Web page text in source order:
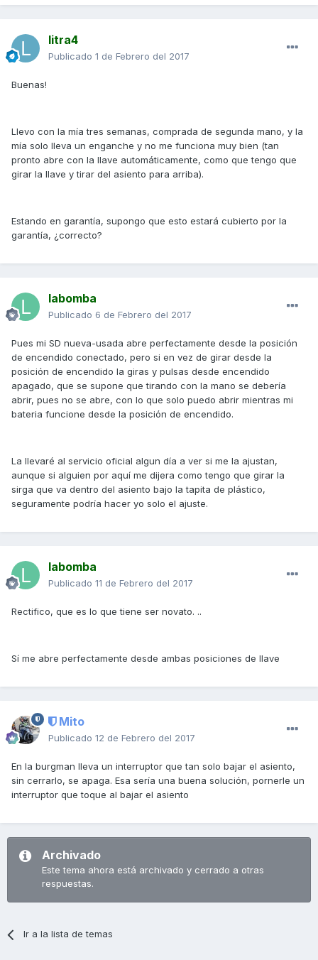
litra4
Publicado 1 de Febrero del 2017
Buenas!
Llevo con la mía tres semanas, comprada de segunda mano, y la
mía solo lleva un enganche y no me funciona muy bien (tan
pronto abre con la llave automáticamente, como que tengo que
girar la llave y tirar del asiento para arriba).
Estando en garantía, supongo que esto estará cubierto por la
garantía, ¿correcto?
labomba
Publicado 6 de Febrero del 2017
Pues mi SD nueva-usada abre perfectamente desde la posición
de encendido conectado, pero si en vez de girar desde la
posición de encendido la giras y pulsas desde encendido
apagado, que se supone que tirando con la mano se debería
abrir, pues no se abre, con lo que solo puedo abrir mientras mi
bateria funcione desde la posición de encendido.
La llevaré al servicio oficial algun día a ver si me la ajustan,
aunque si alguien por aquí me dijera como tengo que girar la
sirga que va dentro del asiento bajo la tapita de plástico,
seguramente podría hacer yo solo el ajuste.
labomba
Publicado 11 de Febrero del 2017
Rectifico, que es lo que tiene ser novato. ..
Sí me abre perfectamente desde ambas posiciones de llave
Mito
Publicado 12 de Febrero del 2017
En la burgman lleva un interruptor que tan solo bajar el asiento,
sin cerrarlo, se apaga. Esa sería una buena solución, pornerle un
interruptor que toque al bajar el asiento
Archivado
Este tema ahora está archivado y cerrado a otras
respuestas.
Ir a la lista de temas